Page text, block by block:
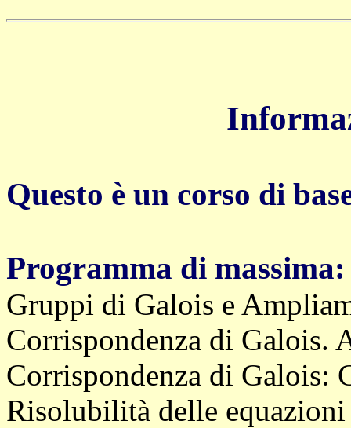
Questo è un corso di
Programma di massima:
Gruppi di Galois e
Corrispondenza di Galois.
Corrispondenza di Galois:
Risolubilità delle